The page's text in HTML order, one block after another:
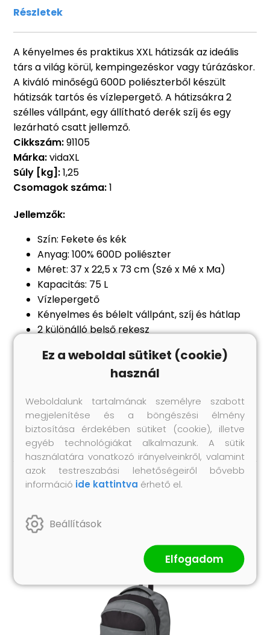
Részletek
A kényelmes és praktikus XXL hátizsák az ideális
társ a világ körül, kempingezéskor vagy túrázáskor.
A kiváló minőségű 600D poliészterből készült
hátizsák tartós és vízlepergető. A hátizsákra 2
szélles vállpánt, egy állítható derék szíj és egy
lezárható csatt jellemző.
Cikkszám:91105
Márka:vidaXL
Súly [kg]:1,25
Csomagok száma:1
Jellemzők:
Szín: Fekete és kék
Anyag: 100% 600D poliészter
Méret: 37 x 22,5 x 73 cm (Szé x Mé x Ma)
Kapacitás: 75 L
Vízlepergető
Kényelmes és bélelt vállpánt, szíj és hátlap
2 különálló belső rekesz
Több külső cipzáros zseb
Két oldal hálós zseb
Textúra: 100% poliészter
Anyag: Poliészter: 100%
Ez a weboldal sütiket (cookie)
használ
Weboldalunk tartalmának személyre szabott
megjelenítése és a böngészési élmény
biztosítása érdekében sütiket (cookie), illetve
egyéb technológiákat alkalmazunk. A sütik
használatára vonatkozó irányelveinkről, valamint
azok testreszabási lehetőségeiről bővebb
információ ide kattintva érhető el.
Beállítások
Elfogadom